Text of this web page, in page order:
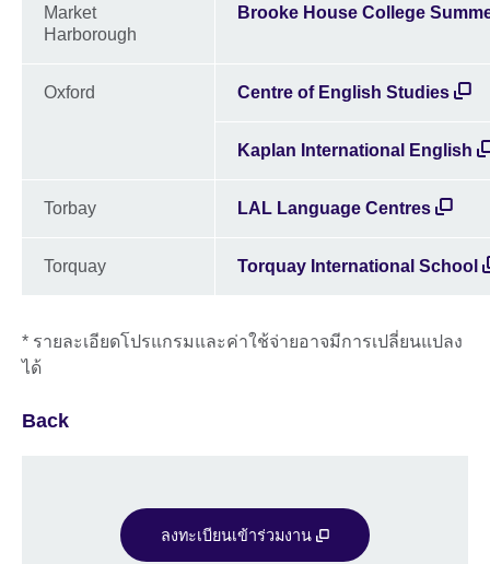
Market
Harborough
Brooke House College
Oxford Centre of English Studies
Kaplan International English
Torbay LAL Language Centres
Torquay Torquay International School
* รายละเอียดโปรแกรมและค่าใช้จ่ายอาจมีการเปลี่ยนแปลง
ได้
Back
ลงทะเบียนเข้าร่วมงาน